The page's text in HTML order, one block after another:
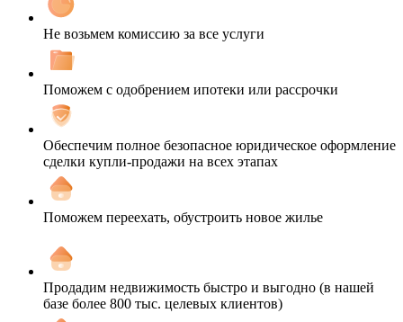
Не возьмем комиссию за все услуги
Поможем с одобрением ипотеки или рассрочки
Обеспечим полное безопасное юридическое оформление
сделки купли-продажи на всех этапах
Поможем переехать, обустроить новое жилье
Продадим недвижимость быстро и выгодно (в нашей
базе более 800 тыс. целевых клиентов)